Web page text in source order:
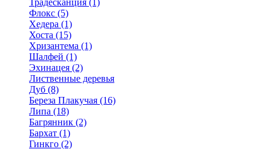
Традесканция (1)
Флокс (5)
Хедера (1)
Хоста (15)
Хризантема (1)
Шалфей (1)
Эхинацея (2)
Лиственные деревья
Дуб (8)
Береза Плакучая (16)
Липа (18)
Багрянник (2)
Бархат (1)
Гинкго (2)